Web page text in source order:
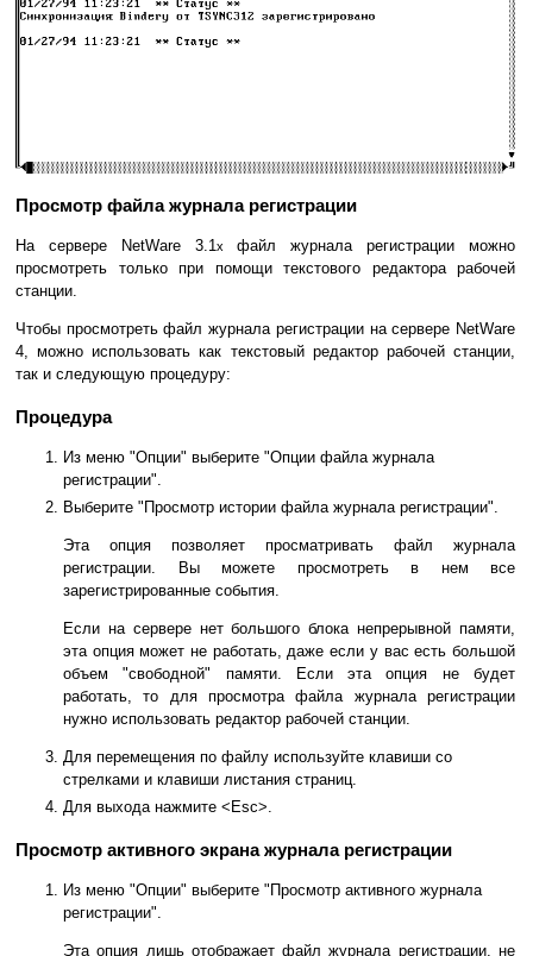
Просмотр файла журнала регистрации
На сервере NetWare 3.1xфайл журнала регистрации можно
просмотреть только при помощи текстового редактора рабочей
станции.
Чтобы просмотреть файл журнала регистрации на сервере NetWare
4, можно использовать как текстовый редактор рабочей станции,
так и следующую процедуру:
Процедура
Из меню "Опции" выберите "Опции файла журнала
регистрации".
Выберите "Просмотр истории файла журнала регистрации".
Эта опция позволяет просматривать файл журнала
регистрации. Вы можете просмотреть в нем все
зарегистрированные события.
Если на сервере нет большого блока непрерывной памяти,
эта опция может не работать, даже если у вас есть большой
объем "свободной" памяти. Если эта опция не будет
работать, то для просмотра файла журнала регистрации
нужно использовать редактор рабочей станции.
Для перемещения по файлу используйте клавиши со
стрелками и клавиши листания страниц.
Для выхода нажмите <Esc>.
Просмотр активного экрана журнала регистрации
Из меню "Опции" выберите "Просмотр активного журнала
регистрации".
Эта опция лишь отображает файл журнала регистрации, не